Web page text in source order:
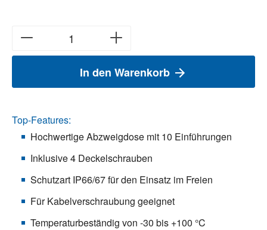
In den Warenkorb
Top-Features:
Hochwertige Abzweigdose mit 10 Einführungen
Inklusive 4 Deckelschrauben
Schutzart IP66/67 für den Einsatz im Freien
Für Kabelverschraubung geeignet
Temperaturbeständig von -30 bis +100 °C